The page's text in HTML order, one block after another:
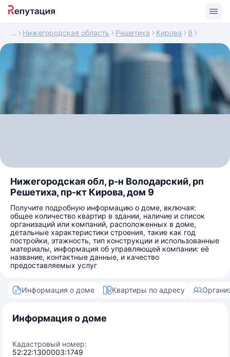
Нижегородская область Решетиха Кирова 9
Нижегородская обл, р-н Володарский, рп
Решетиха, пр-кт Кирова, дом 9
Получите подробную информацию о доме, включая:
общее количество квартир в здании, наличие и список
организаций или компаний, расположенных в доме,
детальные характеристики строения, такие как год
постройки, этажность, тип конструкции и использованные
материалы, информация об управляющей компании: её
название, контактные данные, и качество
предоставляемых услуг
Информация о доме Квартиры по адресу
Информация о доме
Кадастровый номер:
52:22:1300003:1749